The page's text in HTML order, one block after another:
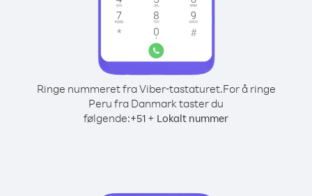
Ringe nummeret fra Viber-tastaturet.For å ringe
Peru fra Danmark taster du
følgende:+51 + Lokalt nummer